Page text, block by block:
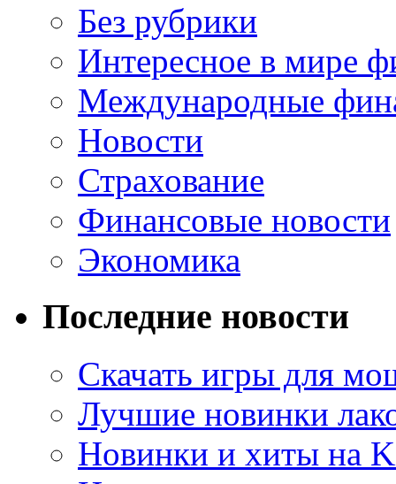
Без рубрики
Интересное в мире
Международные
Новости
Страхование
Финансовые новости
Экономика
Последние новости
Скачать игры для
Лучшие новинки
Новинки и хиты на